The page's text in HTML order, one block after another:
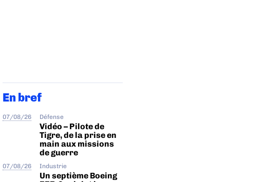
En bref
07/08/26 Défense
Vidéo – Pilote de
Tigre, de la prise en
main aux missions
de guerre
07/08/26 Industrie
Un septième Boeing